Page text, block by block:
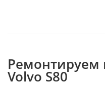
Ремонтируем
Volvo S80